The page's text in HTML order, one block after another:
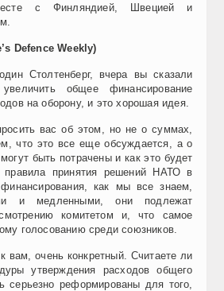
с Финляндией, Швецией и
Defence Weekly)
Столтенберг, вчера вы сказали
общее финансирование
на оборону, и это хорошая идея.
вас об этом, но не о суммах,
что это все еще обсуждается, а о
быть потрачены и как это будет
принятия решений НАТО в
как мы все знаем,
и медленными, они подлежат
комитетом и, что самое
голосованию среди союзников.
вам, очень конкретный. Считаете ли
утверждения расходов общего
реформированы для того,